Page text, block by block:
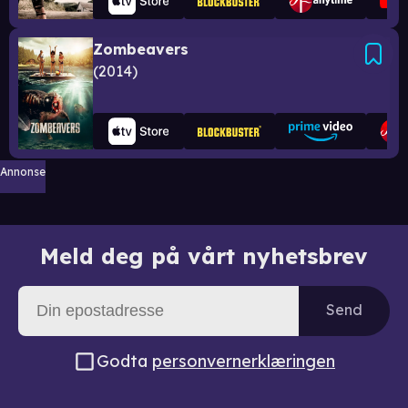
Zombeavers
2014
Annonse
Meld deg på vårt nyhetsbrev
Send
Godta personvernerklæringen